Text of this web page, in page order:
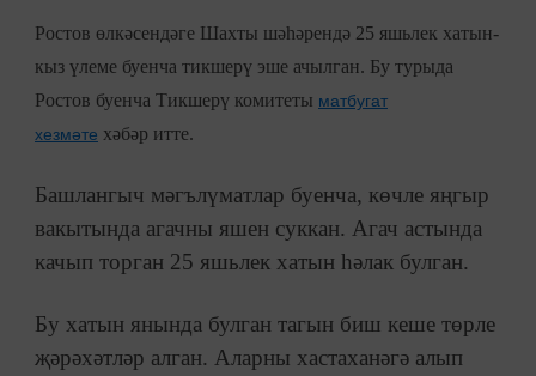
Ростов өлкәсендәге Шахты шәһәрендә 25 яшьлек хатын-
кыз үлеме буенча тикшерү эше ачылган. Бу турыда
Ростов буенча Тикшерү комитеты матбугат
хезмәте хәбәр итте.
Башлангыч мәгълүматлар буенча, көчле яңгыр
вакытында агачны яшен суккан. Агач астында
качып торган 25 яшьлек хатын һәлак булган.
Бу хатын янында булган тагын биш кеше төрле
җәрәхәтләр алган. Аларны хастаханәгә алып